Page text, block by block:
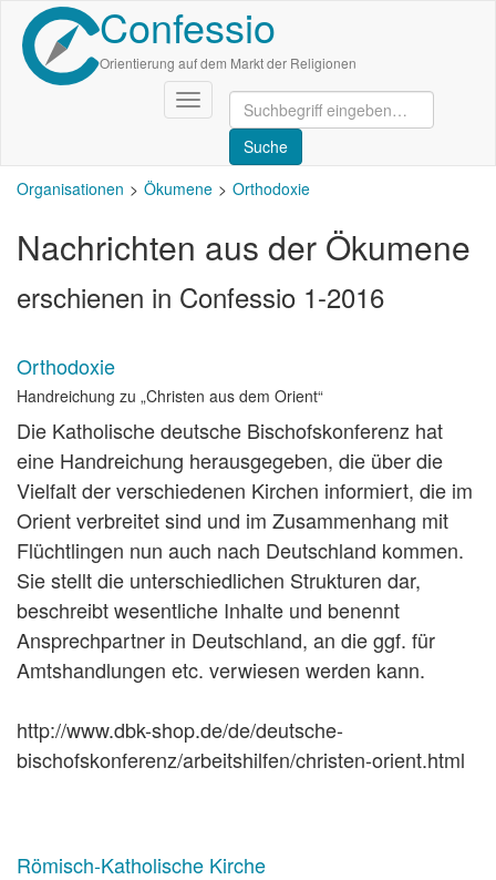
Direkt
zum
Inhalt
Confessio
Orientierung auf dem Markt der Religionen
Navigation
aktivieren/deaktivieren
Organisationen Ökumene Orthodoxie
Nachrichten aus der Ökumene
erschienen in Confessio 1-2016
Orthodoxie
Handreichung zu „Christen aus dem Orient“
Die Katholische deutsche Bischofskonferenz hat
eine Handreichung herausgegeben, die über die
Vielfalt der verschiedenen Kirchen informiert, die im
Orient verbreitet sind und im Zusammenhang mit
Flüchtlingen nun auch nach Deutschland kommen.
Sie stellt die unterschiedlichen Strukturen dar,
beschreibt wesentliche Inhalte und benennt
Ansprechpartner in Deutschland, an die ggf. für
Amtshandlungen etc. verwiesen werden kann.
http://www.dbk-shop.de/de/deutsche-
bischofskonferenz/arbeitshilfen/christen-orient.html
Römisch-Katholische Kirche